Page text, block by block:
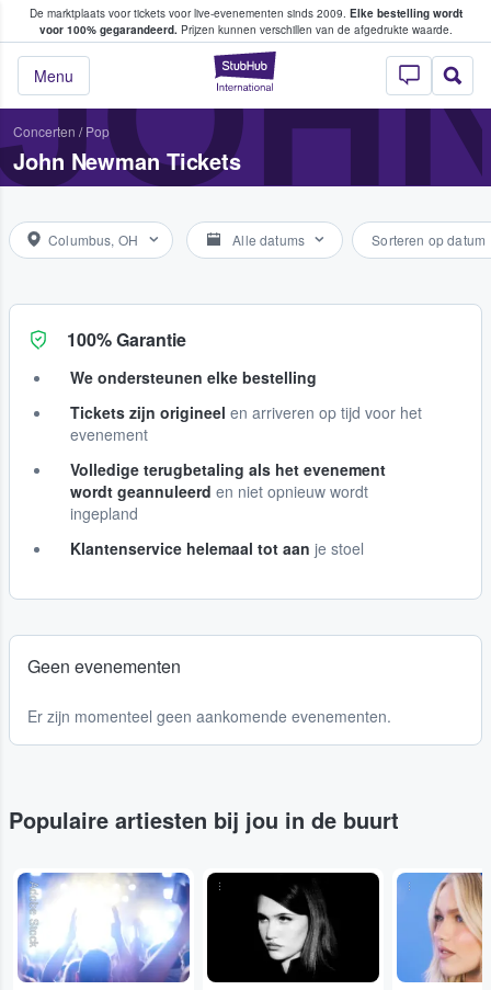
De marktplaats voor tickets voor live-evenementen sinds 2009. Elke bestelling wordt
voor 100% gegarandeerd.Prijzen kunnen verschillen van de afgedrukte waarde.
StubHub: waar
Menu
tickets kopen en verkopen
Concerten / Pop
John Newman Tickets
Columbus, OH Alle datums Sorteren op datum
100% Garantie
We ondersteunen elke bestelling
Tickets zijn origineel en arriveren op tijd voor het
evenement
Volledige terugbetaling als het evenement
wordt geannuleerd en niet opnieuw wordt
ingepland
Klantenservice helemaal tot aan je stoel
Geen evenementen
Er zijn momenteel geen aankomende evenementen.
Populaire artiesten bij jou in de buurt
Adobe Stock ... ...